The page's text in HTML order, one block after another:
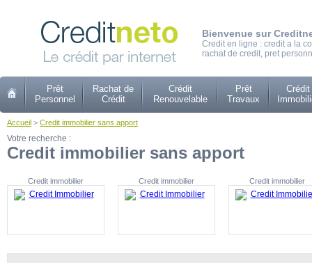
Bienvenue sur
Credit en ligne : credit a la
rachat de credit, pret
Prêt
Personnel
Rachat de
Crédit
Crédit
Renouvelable
Prêt
Travaux
Crédit
Accueil > Credit immobilier sans apport
Votre recherche :
Credit immobilier sans apport
Credit immobilier Credit immobilier Credit immobilier